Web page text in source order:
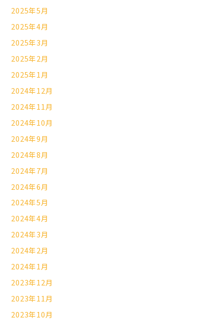
2025年5月
2025年4月
2025年3月
2025年2月
2025年1月
2024年12月
2024年11月
2024年10月
2024年9月
2024年8月
2024年7月
2024年6月
2024年5月
2024年4月
2024年3月
2024年2月
2024年1月
2023年12月
2023年11月
2023年10月